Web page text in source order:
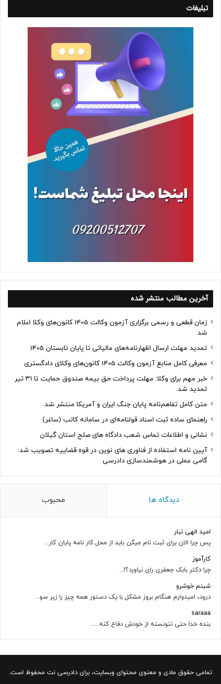
تبلیغات
آخرین مطالب منتشر شده
زمان قطعی و رسمی برگزاری آزمون وکالت 1405 کانون‌های وکلا اعلام
شد
تمدید مهلت ارسال اظهارنامه‌های مالیاتی تا پایان تابستان 1405
معرفی کامل منابع آزمون وکالت 1405 کانون‌های وکلای دادگستری
خبر مهم برای وکلا: مهلت پرداخت حق بیمه صندوق حمایت تا ۳۱ تیر
تمدید شد.
متن کامل تفاهم‌نامه پایان جنگ ایران و آمریکا منتشر شد.
راهنمای ساده ثبت اسناد قولنامه‌ای در سامانه کاتب (ساغر)
نشانی و اطلاعات تماس شعب دادگاه های صلح استان گیلان
آیین نامه استفاده از فناوری های نوین در قوه قضاییه تصویب شد:
گامی عملی در هوشمندسازی دادرسی
دیدگاه ها محبوب
امید الهی تبار
پس چرا الان برای ثبت نام میگن باید از محل کار نامه پایان کار...
کارآموز
چرا دکتر بابک جعفری رای نیاورد؟!...
شبنم خوشرو
درود، امیدوارم هنگام بروز مشکل با یک دستور همه چیز را زیر سو...
saraaa
بنده خدا حتی نتونسته از خودش دفاع کنه......
تمامی حقوق مادی و معنوی محتوای وبسایت، برای دادرسی نت محفوظ است.